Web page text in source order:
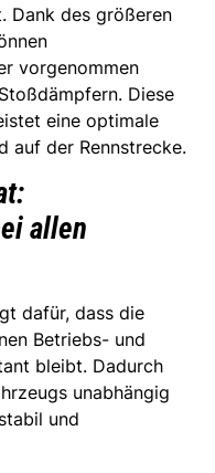
Dank des größeren
vorgenommen
Diese
eine optimale
auf der Rennstrecke.
allen
dafür, dass die
Betriebs- und
bleibt. Dadurch
unabhängig
und